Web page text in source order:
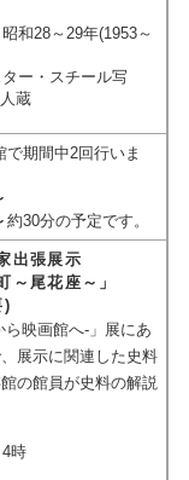
和28～29年(1953～
ター・スチール写
蔵
で期間中2回行いま
約30分の予定です。
出張展示
～尾花座～」
)
映画館へ-」展にあ
展示に関連した史料
の館員が史料の解説
時